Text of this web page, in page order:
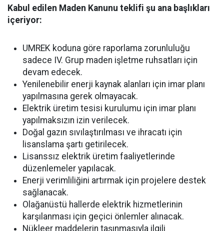
Kabul edilen Maden Kanunu teklifi şu ana başlıkları
içeriyor:
UMREK koduna göre raporlama zorunluluğu
sadece IV. Grup maden işletme ruhsatları için
devam edecek.
Yenilenebilir enerji kaynak alanları için imar planı
yapılmasına gerek olmayacak.
Elektrik üretim tesisi kurulumu için imar planı
yapılmaksızın izin verilecek.
Doğal gazın sıvılaştırılması ve ihracatı için
lisanslama şartı getirilecek.
Lisanssız elektrik üretim faaliyetlerinde
düzenlemeler yapılacak.
Enerji verimliliğini artırmak için projelere destek
sağlanacak.
Olağanüstü hallerde elektrik hizmetlerinin
karşılanması için geçici önlemler alınacak.
Nükleer maddelerin taşınmasıyla ilgili